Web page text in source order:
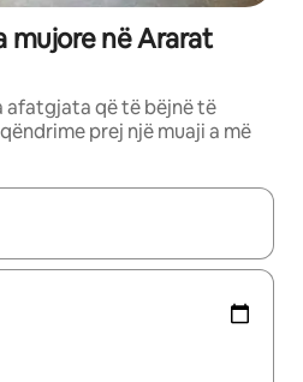
mujore në Ararat
afatgjata që të bëjnë të
prej një muaji a më
lëviz me butonat e